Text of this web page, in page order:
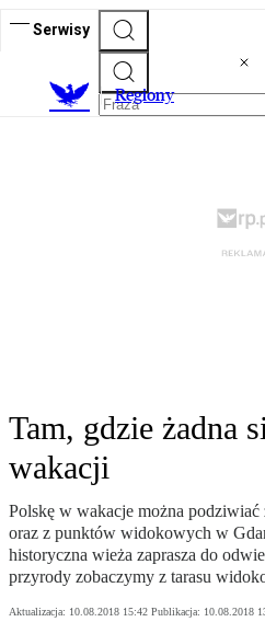
Serwisy
Regiony
Tam, gdzie żadna
wakacji
Polskę w wakacje można
oraz z punktów widokowych w
historyczna wieża zaprasza do
przyrody zobaczymy z tarasu
Aktualizacja: 10.08.2018 15:42 Publikacja: 10.08.2018